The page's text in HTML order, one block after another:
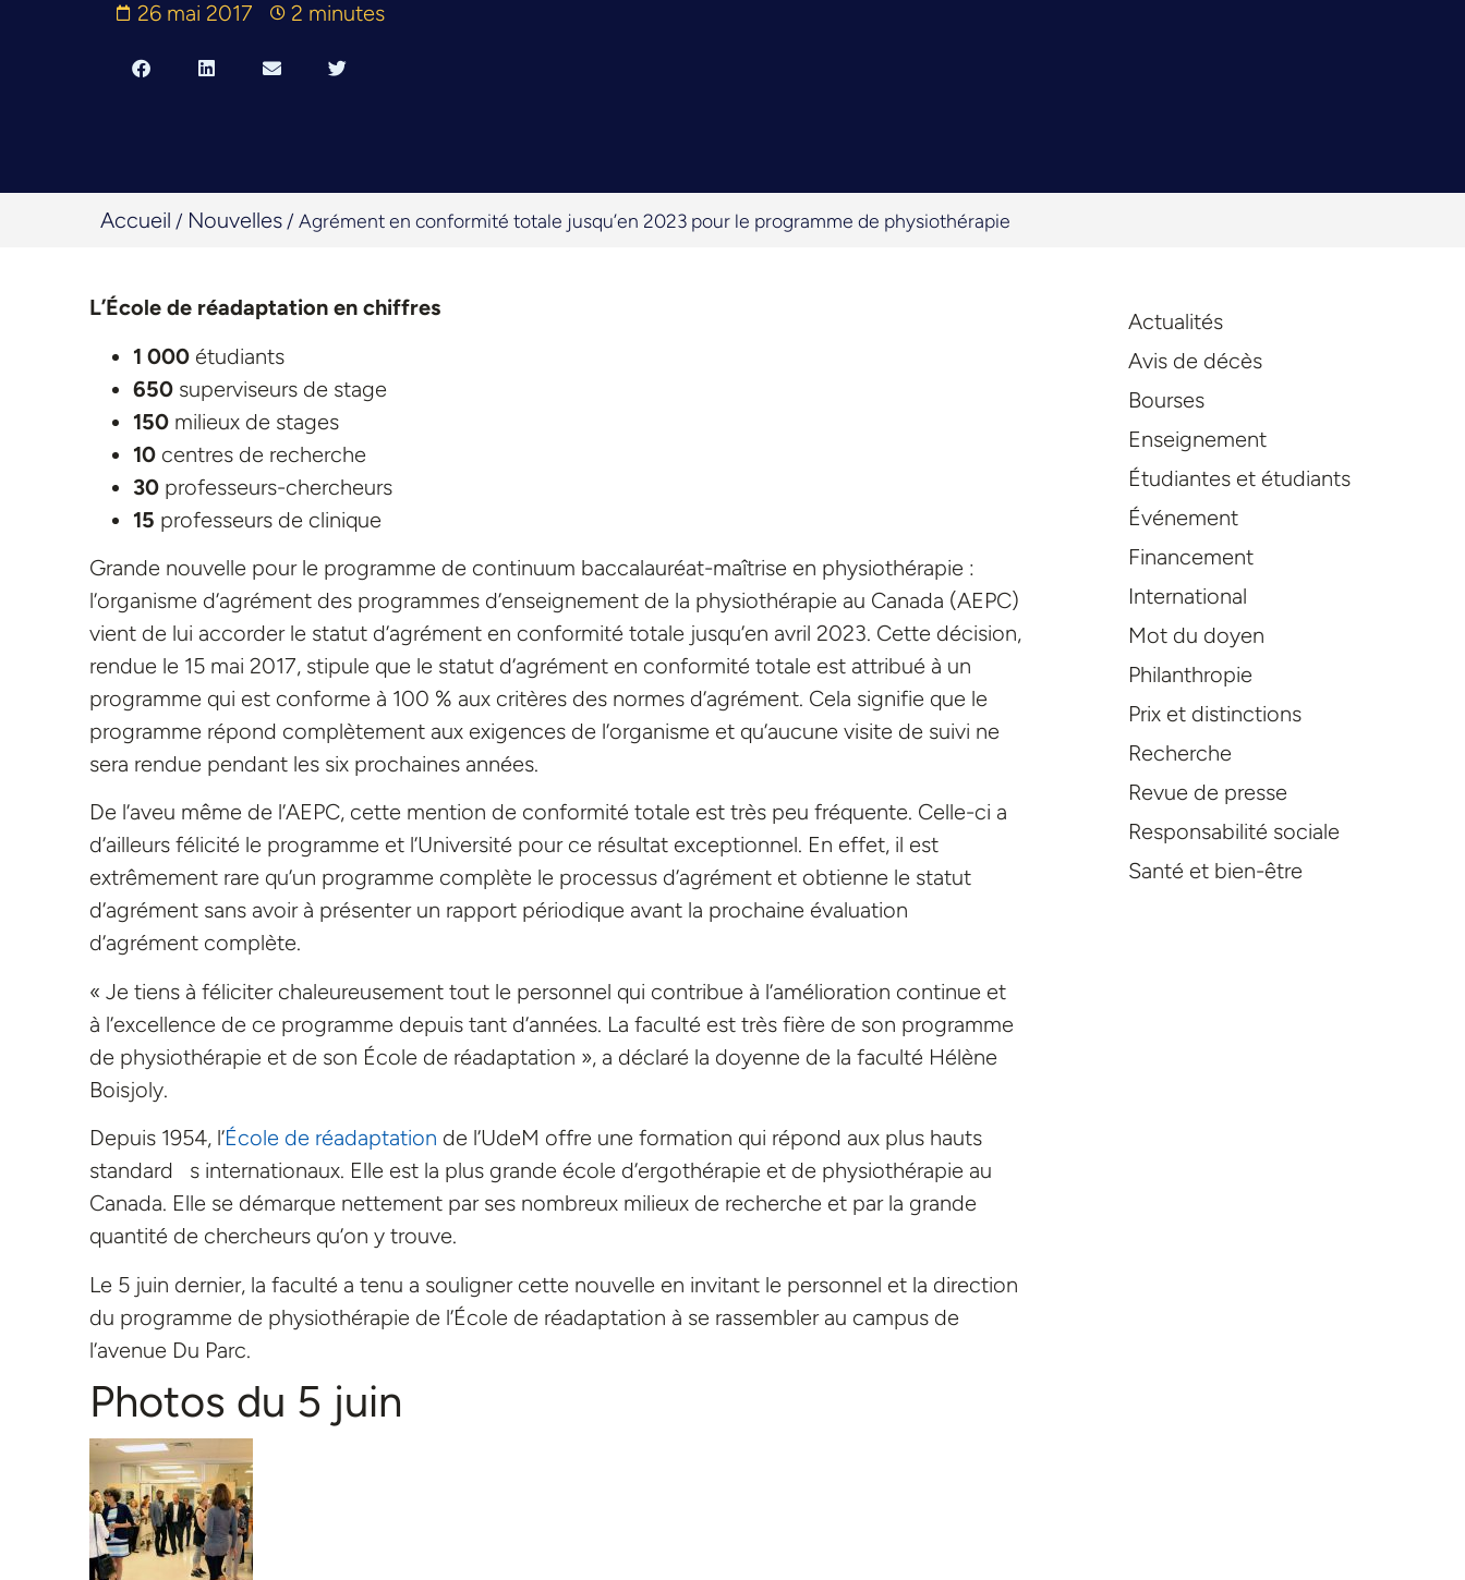
26 mai 2017 2 minutes
Accueil / Nouvelles / Agrément en conformité totale jusqu’en 2023 pour le programme de physiothérapie
L’École de réadaptation en chiffres
1 000 étudiants
650 superviseurs de stage
150 milieux de stages
10 centres de recherche
30 professeurs-chercheurs
15 professeurs de clinique
Grande nouvelle pour le programme de continuum baccalauréat-maîtrise en physiothérapie :
l’organisme d’agrément des programmes d’enseignement de la physiothérapie au Canada (AEPC)
vient de lui accorder le statut d’agrément en conformité totale jusqu’en avril 2023. Cette décision,
rendue le 15 mai 2017, stipule que le statut d’agrément en conformité totale est attribué à un
programme qui est conforme à 100 % aux critères des normes d’agrément. Cela signifie que le
programme répond complètement aux exigences de l’organisme et qu’aucune visite de suivi ne
sera rendue pendant les six prochaines années.
De l’aveu même de l’AEPC, cette mention de conformité totale est très peu fréquente. Celle-ci a
d’ailleurs félicité le programme et l’Université pour ce résultat exceptionnel. En effet, il est
extrêmement rare qu’un programme complète le processus d’agrément et obtienne le statut
d’agrément sans avoir à présenter un rapport périodique avant la prochaine évaluation
d’agrément complète.
« Je tiens à féliciter chaleureusement tout le personnel qui contribue à l’amélioration continue et
à l’excellence de ce programme depuis tant d’années. La faculté est très fière de son programme
de physiothérapie et de son École de réadaptation », a déclaré la doyenne de la faculté Hélène
Boisjoly.
Depuis 1954, l’École de réadaptation de l’UdeM offre une formation qui répond aux plus hauts
standard s internationaux. Elle est la plus grande école d’ergothérapie et de physiothérapie au
Canada. Elle se démarque nettement par ses nombreux milieux de recherche et par la grande
quantité de chercheurs qu’on y trouve.
Le 5 juin dernier, la faculté a tenu a souligner cette nouvelle en invitant le personnel et la direction
du programme de physiothérapie de l’École de réadaptation à se rassembler au campus de
l’avenue Du Parc.
Photos du 5 juin
Actualités
Avis de décès
Bourses
Enseignement
Étudiantes et étudiants
Événement
Financement
International
Mot du doyen
Philanthropie
Prix et distinctions
Recherche
Revue de presse
Responsabilité sociale
Santé et bien-être